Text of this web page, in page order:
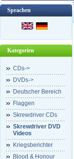
Sprachen
Kategorien
CDs->
DVDs->
Deutscher Bereich
Flaggen
Skrewdriver CDs
Skrewdriver DVD
Videos
Kriegsberichter
Blood & Honour